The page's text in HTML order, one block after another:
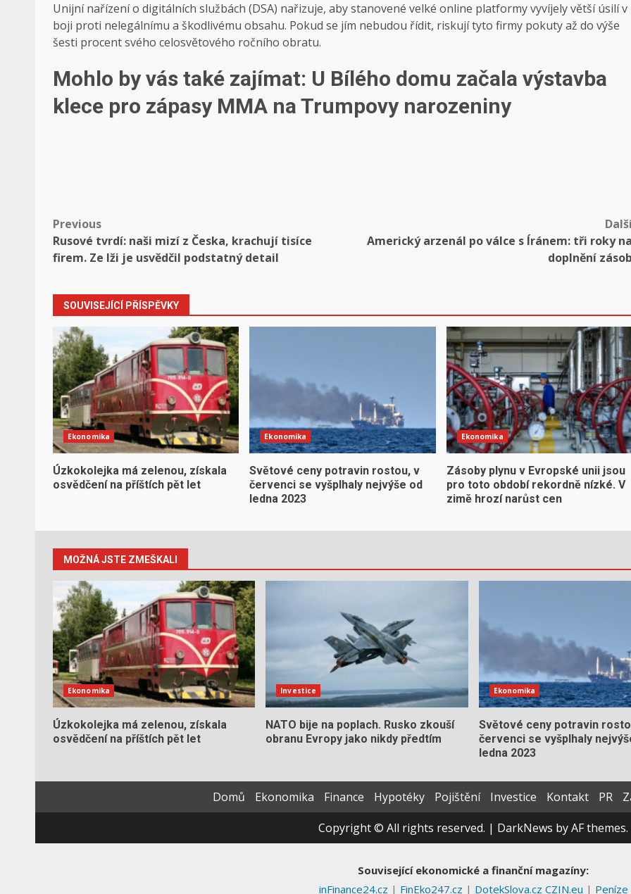
Unijní nařízení o digitálních službách (DSA) nařizuje, aby stanovené velké online platformy vyvíjely větší úsilí v
boji proti nelegálnímu a škodlivému obsahu. Pokud se jím nebudou řídit, riskují tyto firmy pokuty až do výše
šesti procent svého celosvětového ročního obratu.
Mohlo by vás také zajímat: U Bílého domu začala výstavba
klece pro zápasy MMA na Trumpovy narozeniny
Post
navigation
Previous
Rusové tvrdí: naši mizí z Česka, krachují tisíce
firem. Ze lži je usvědčil podstatný detail
Americký arzenál po válce s Íránem: tři roky
doplnění
SOUVISEJÍCÍ PŘÍSPĚVKY
Ekonomika
Úzkokolejka má zelenou, získala
osvědčení na příštích pět let
Ekonomika
Světové ceny potravin rostou, v
červenci se vyšplhaly nejvýše od
ledna 2023
Ekonomika
Zásoby plynu v Evropské unii jsou
pro toto období rekordně nízké. V
zimě hrozí narůst cen
MOŽNÁ JSTE ZMEŠKALI
Ekonomika
Úzkokolejka má zelenou, získala
osvědčení na příštích pět let
Investice
NATO bije na poplach. Rusko zkouší
obranu Evropy jako nikdy předtím
Ekonomika
Světové ceny potravin
červenci se vyšplhaly
ledna 2023
Domů Ekonomika Finance Hypotéky Pojištění Investice Kontakt PR
Copyright © All rights reserved. | DarkNews by AF themes.
Související ekonomické a finanční magazíny:
inFinance24.cz | FinEko247.cz | DotekSlova.cz CZIN.eu | Peníze